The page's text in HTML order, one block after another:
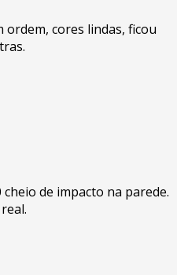
ordem, cores lindas, ficou
de impacto na parede.